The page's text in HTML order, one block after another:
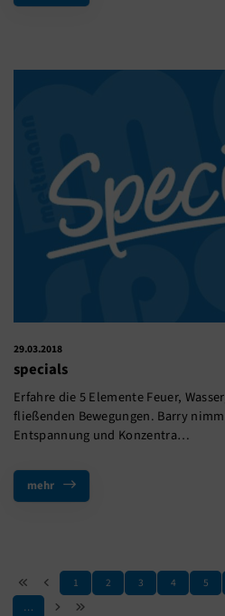
29.03.2018
specials
Erfahre die 5 Elemente Feuer,
fließenden Bewegungen. Barry
Entspannung und Konzentra…
mehr
1 2 3 4 5
…